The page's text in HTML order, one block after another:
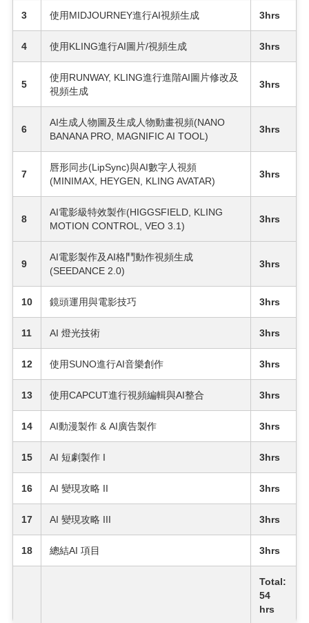
3 使用MIDJOURNEY進行AI視頻生成 3hrs
4 使用KLING進行AI圖片/視頻生成 3hrs
5
使用RUNWAY, KLING進行進階AI圖片修改及
視頻生成
3hrs
6
AI生成人物圖及生成人物動畫視頻(NANO
BANANA PRO, MAGNIFIC AI TOOL)
3hrs
7
唇形同步(LipSync)與AI數字人視頻
(MINIMAX, HEYGEN, KLING AVATAR)
3hrs
8
AI電影級特效製作(HIGGSFIELD, KLING
MOTION CONTROL, VEO 3.1)
3hrs
9
AI電影製作及AI格鬥動作視頻生成
(SEEDANCE 2.0)
3hrs
10 鏡頭運用與電影技巧 3hrs
11 AI 燈光技術 3hrs
12 使用SUNO進行AI音樂創作 3hrs
13 使用CAPCUT進行視頻編輯與AI整合 3hrs
14 AI動漫製作 & AI廣告製作 3hrs
15 AI 短劇製作 I 3hrs
16 AI 變現攻略 II 3hrs
17 AI 變現攻略 III 3hrs
18 總結AI 項目 3hrs
Total:
54
hrs